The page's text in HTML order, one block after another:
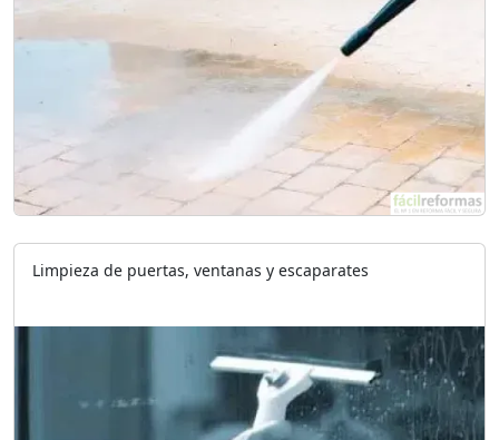
Limpieza de puertas, ventanas y escaparates